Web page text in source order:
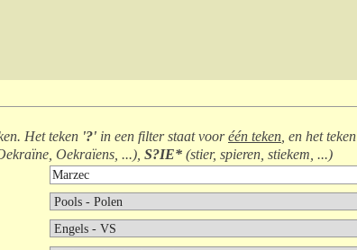
Het teken '?' in een filter staat vooréén teken , en het teken
Oekraïens, ...), S?IE* (stier, spieren, stiekem, ...)